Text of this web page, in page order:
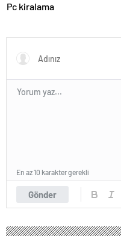
Pc kiralama
Gönder
En az 10 karakter gerekli